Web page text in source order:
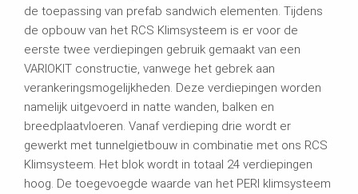
de toepassing van prefab sandwich elementen. Tijdens
de opbouw van het RCS Klimsysteem is er voor de
eerste twee verdiepingen gebruik gemaakt van een
VARIOKIT constructie, vanwege het gebrek aan
verankeringsmogelijkheden. Deze verdiepingen worden
namelijk uitgevoerd in natte wanden, balken en
breedplaatvloeren. Vanaf verdieping drie wordt er
gewerkt met tunnelgietbouw in combinatie met ons RCS
Klimsysteem. Het blok wordt in totaal 24 verdiepingen
hoog. De toegevoegde waarde van het PERI klimsysteem